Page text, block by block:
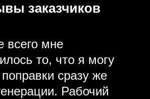
заказчиков
всего мне
то, что я могу
сразу же
Рабочий